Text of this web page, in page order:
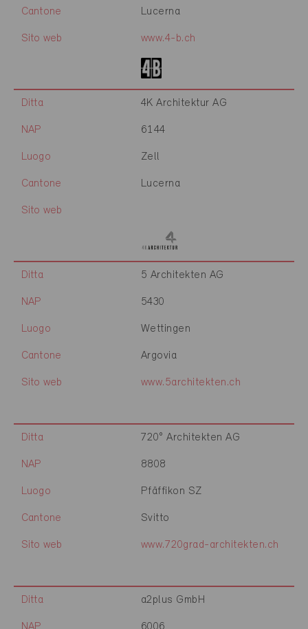
Cantone Lucerna
Sito web www.4-b.ch
Ditta 4K Architektur AG
NAP 6144
Luogo Zell
Cantone Lucerna
Sito web
Ditta 5 Architekten AG
NAP 5430
Luogo Wettingen
Cantone Argovia
Sito web www.5architekten.ch
Ditta 720° Architekten AG
NAP 8808
Luogo Pfäffikon SZ
Cantone Svitto
Sito web www.720grad-architekten.ch
Ditta a2plus GmbH